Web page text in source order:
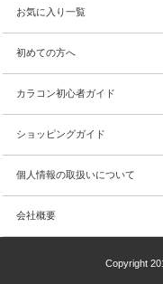
お気に入り一覧
初めての方へ
カラコン初心者ガイド
ショッピングガイド
個人情報の取扱いについて
会社概要
Copyright